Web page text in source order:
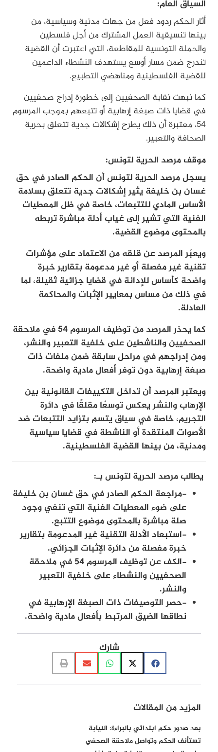
السياق العام:
أثار الحكم ردود فعل من جهات مدنية وسياسية، من
بينها تنسيقية العمل المشترك من أجل فلسطين
والحملة التونسية للمقاطعة، التي اعتبرت أن القضية
تندرج ضمن مسار أوسع يستهدف النشطاء الداعمين
للقضية الفلسطينية ومناهضي التطبيع.
كما نبهت نقابة الصحفيين إلى خطورة إدراج صحفيين
في قضايا ذات صبغة إرهابية أو تتبعهم بموجب المرسوم
54، معتبرة أن ذلك يطرح إشكالات جدية تتعلق بحرية
الصحافة والتعبير.
موقف مرصد الحرية لتونس:
يسجل مرصد الحرية لتونس أن الحكم الصادر في حق
غسان بن خليفة يثير إشكالات جدية تتعلق بسلامة
الأساس المادي للتتبعات، خاصة في ظل المعطيات
الفنية التي تشير إلى غياب أدلة مباشرة تربطه
بالمحتوى موضوع القضية.
ويعبّر المرصد عن قلقه من الاعتماد على مؤشرات
تقنية غير مفصلة أو غير مدعومة بتقارير خبرة
واضحة كأساس للإدانة في قضايا جزائية ثقيلة، لما
في ذلك من مساس بمعايير الإثبات والمحاكمة
العادلة.
كما يحذر المرصد من توظيف المرسوم 54 في ملاحقة
الصحفيين والناشطين على خلفية التعبير والنشر،
ومن إدراجهم في مراحل سابقة ضمن ملفات ذات
صبغة إرهابية دون توفر أفعال مادية واضحة.
ويعتبر المرصد أن تداخل التكييفات القانونية بين
الإرهاب والنشر يعكس توسعًا مقلقًا في دائرة
التجريم، خاصة في سياق يتسم بتزايد التتبعات ضد
الأصوات المنتقدة أو الناشطة في قضايا سياسية
ومدنية، من بينها القضية الفلسطينية.
يطالب مرصد الحرية لتونس بـ:
-مراجعة الحكم الصادر في حق غسان بن خليفة
على ضوء المعطيات الفنية التي تنفي وجود
صلة مباشرة بالمحتوى موضوع التتبع.
-استبعاد الأدلة التقنية غير المدعومة بتقارير
خبرة مفصلة من دائرة الإثبات الجزائي.
-الكف عن توظيف المرسوم 54 في ملاحقة
الصحفيين والنشطاء على خلفية التعبير
والنشر.
-حصر التوصيفات ذات الصبغة الإرهابية في
نطاقها الضيق المرتبط بأفعال مادية واضحة.
شارك
المزيد من المقالات
بعد صدور حكم ابتدائي بالبراءة: النيابة
تستأنف الحكم وتواصل ملاحقة الصحفي